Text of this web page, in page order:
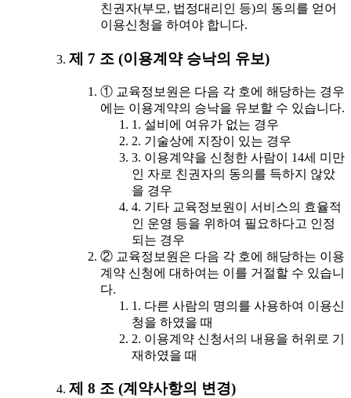
친권자(부모, 법정대리인 등)의 동의를 얻어
이용신청을 하여야 합니다.
제 7 조 (이용계약 승낙의 유보)
① 교육정보원은 다음 각 호에 해당하는 경우
에는 이용계약의 승낙을 유보할 수 있습니다.
1. 설비에 여유가 없는 경우
2. 기술상에 지장이 있는 경우
3. 이용계약을 신청한 사람이 14세 미만
인 자로 친권자의 동의를 득하지 않았
을 경우
4. 기타 교육정보원이 서비스의 효율적
인 운영 등을 위하여 필요하다고 인정
되는 경우
② 교육정보원은 다음 각 호에 해당하는 이용
계약 신청에 대하여는 이를 거절할 수 있습니
다.
1. 다른 사람의 명의를 사용하여 이용신
청을 하였을 때
2. 이용계약 신청서의 내용을 허위로 기
재하였을 때
제 8 조 (계약사항의 변경)